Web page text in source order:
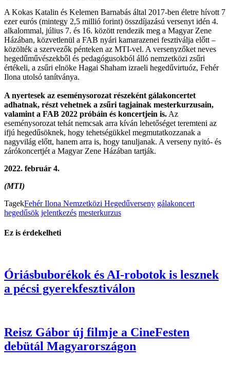
A Kokas Katalin és Kelemen Barnabás által 2017-ben életre hívott 7
ezer eurós (mintegy 2,5 millió forint) összdíjazású versenyt idén 4.
alkalommal, július 7. és 16. között rendezik meg a Magyar Zene
Házában, közvetlenül a FAB nyári kamarazenei fesztiválja előtt –
közölték a szervezők pénteken az MTI-vel. A versenyzőket neves
hegedűművészekből és pedagógusokból álló nemzetközi zsűri
értékeli, a zsűri elnöke Hagai Shaham izraeli hegedűvirtuóz, Fehér
Ilona utolsó tanítványa.
A nyertesek az eseménysorozat részeként gálakoncertet
adhatnak, részt vehetnek a zsűri tagjainak mesterkurzusain,
valamint a FAB 2022 próbáin és koncertjein is. Az
eseménysorozat tehát nemcsak arra kíván lehetőséget teremteni az
ifjú hegedűsöknek, hogy tehetségükkel megmutatkozzanak a
nagyvilág előtt, hanem arra is, hogy tanuljanak. A verseny nyitó- és
zárókoncertjét a Magyar Zene Házában tartják.
2022. február 4.
(MTI)
TagekFehér Ilona Nemzetközi Hegedűverseny gálakoncert
hegedűsök jelentkezés mesterkurzus
Ez is érdekelheti
Óriásbuborékok és AI-robotok is lesznek
a pécsi gyerekfesztiválon
Reisz Gábor új filmje a CineFesten
debütál Magyarországon